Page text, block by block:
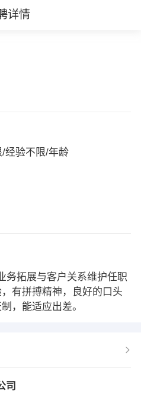
详情
经验不限/年龄
务拓展与客户关系维护任职
有拼搏精神，良好的口头
，能适应出差。
司